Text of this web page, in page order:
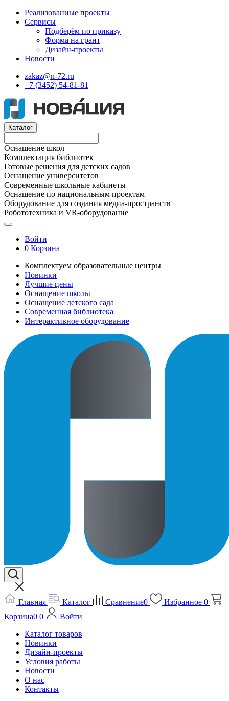
Реализованные проекты
Сервисы
Подберём по приказу
Форма на грант
Дизайн-проекты
Новости
zakaz@n-72.ru
+7 (3452) 54-81-81
Каталог
Оснащение школ
Комплектация библиотек
Готовые решения для детских садов
Оснащение университетов
Современные школьные кабинеты
Оснащение по национальным проектам
Оборудование для создания медиа-пространств
Робототехника и VR-оборудование
Войти
0 Корзина
Комплектуем образовательные центры
Новинки
Лучшие цены
Оснащение школы
Оснащение детского сада
Современная библиотека
Интерактивное оборудование
Главная Каталог Сравнение0 Избранное 0
Корзина0 0
Войти
Каталог товаров
Новинки
Дизайн-проекты
Условия работы
Новости
О нас
Контакты